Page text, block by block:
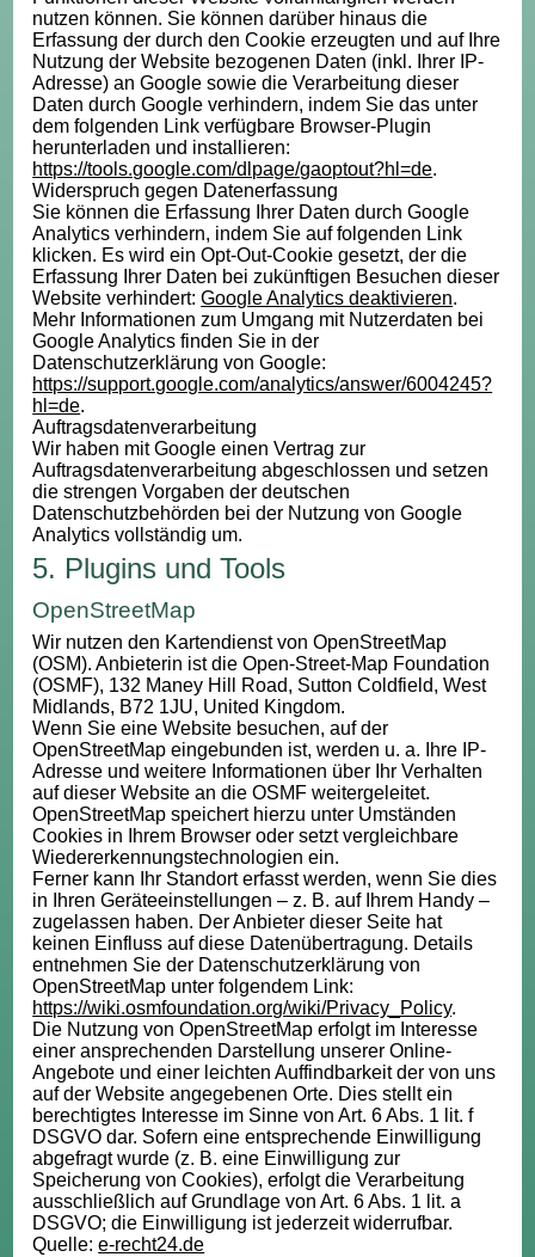
nutzen können. Sie können darüber hinaus die
Erfassung der durch den Cookie erzeugten und auf Ihre
Nutzung der Website bezogenen Daten (inkl. Ihrer IP-
Adresse) an Google sowie die Verarbeitung dieser
Daten durch Google verhindern, indem Sie das unter
dem folgenden Link verfügbare Browser-Plugin
herunterladen und installieren:
https://tools.google.com/dlpage/gaoptout?hl=de.
Widerspruch gegen Datenerfassung
Sie können die Erfassung Ihrer Daten durch Google
Analytics verhindern, indem Sie auf folgenden Link
klicken. Es wird ein Opt-Out-Cookie gesetzt, der die
Erfassung Ihrer Daten bei zukünftigen Besuchen dieser
Website verhindert:Google Analytics deaktivieren.
Mehr Informationen zum Umgang mit Nutzerdaten bei
Google Analytics finden Sie in der
Datenschutzerklärung von Google:
https://support.google.com/analytics/answer/6004245?
hl=de.
Auftragsdatenverarbeitung
Wir haben mit Google einen Vertrag zur
Auftragsdatenverarbeitung abgeschlossen und setzen
die strengen Vorgaben der deutschen
Datenschutzbehörden bei der Nutzung von Google
Analytics vollständig um.
5. Plugins und Tools
OpenStreetMap
Wir nutzen den Kartendienst von OpenStreetMap
(OSM). Anbieterin ist die Open-Street-Map Foundation
(OSMF), 132 Maney Hill Road, Sutton Coldfield, West
Midlands, B72 1JU, United Kingdom.
Wenn Sie eine Website besuchen, auf der
OpenStreetMap eingebunden ist, werden u. a. Ihre IP-
Adresse und weitere Informationen über Ihr Verhalten
auf dieser Website an die OSMF weitergeleitet.
OpenStreetMap speichert hierzu unter Umständen
Cookies in Ihrem Browser oder setzt vergleichbare
Wiedererkennungstechnologien ein.
Ferner kann Ihr Standort erfasst werden, wenn Sie dies
in Ihren Geräteeinstellungen – z. B. auf Ihrem Handy –
zugelassen haben. Der Anbieter dieser Seite hat
keinen Einfluss auf diese Datenübertragung. Details
entnehmen Sie der Datenschutzerklärung von
OpenStreetMap unter folgendem Link:
https://wiki.osmfoundation.org/wiki/Privacy_Policy.
Die Nutzung von OpenStreetMap erfolgt im Interesse
einer ansprechenden Darstellung unserer Online-
Angebote und einer leichten Auffindbarkeit der von uns
auf der Website angegebenen Orte. Dies stellt ein
berechtigtes Interesse im Sinne von Art. 6 Abs. 1 lit. f
DSGVO dar. Sofern eine entsprechende Einwilligung
abgefragt wurde (z. B. eine Einwilligung zur
Speicherung von Cookies), erfolgt die Verarbeitung
ausschließlich auf Grundlage von Art. 6 Abs. 1 lit. a
DSGVO; die Einwilligung ist jederzeit widerrufbar.
Quelle:e-recht24.de